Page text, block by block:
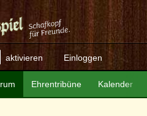
aktivieren Einloggen
Ehrentribüne Kalender